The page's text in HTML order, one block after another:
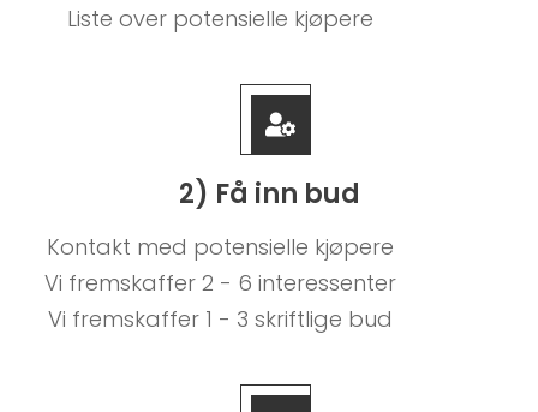
Liste over potensielle kjøpere
2) Få inn bud
Kontakt med potensielle kjøpere
Vi fremskaffer 2 - 6 interessenter
Vi fremskaffer 1 - 3 skriftlige bud